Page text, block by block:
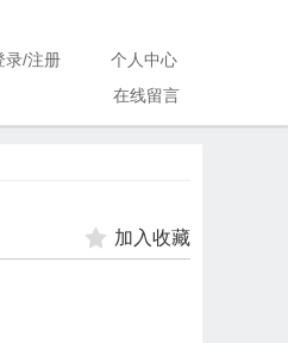
录/注册
个人中心
在线留言
加入收藏